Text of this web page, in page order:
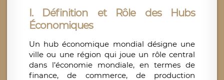
I. Définition et Rôle des Hubs
Économiques
Un hub économique mondial désigne une
ville ou une région qui joue un rôle central
dans l’économie mondiale, en termes de
finance, de commerce, de production